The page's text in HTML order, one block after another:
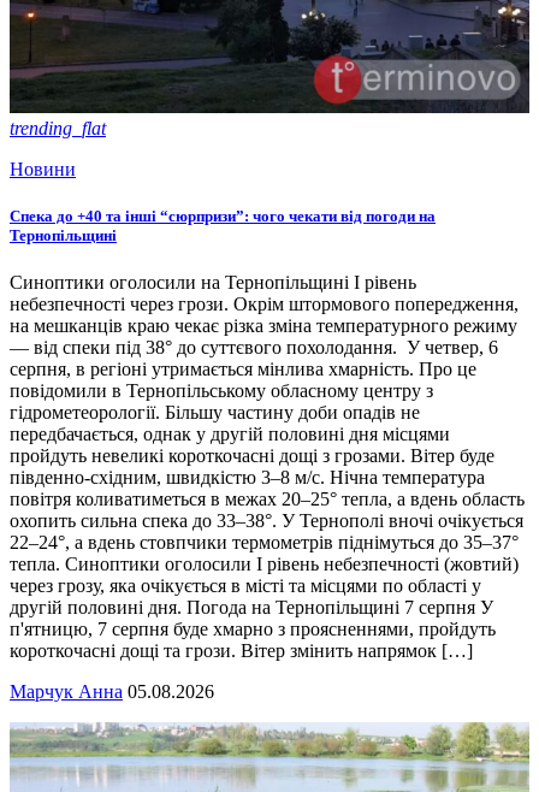
trending_flat
Новини
Спека до +40 та інші “сюрпризи”: чого чекати від погоди на
Тернопільщині
Синоптики оголосили на Тернопільщині І рівень
небезпечності через грози. Окрім штормового попередження,
на мешканців краю чекає різка зміна температурного режиму
— від спеки під 38° до суттєвого похолодання. У четвер, 6
серпня, в регіоні утримається мінлива хмарність. Про це
повідомили в Тернопільському обласному центру з
гідрометеорології. Більшу частину доби опадів не
передбачається, однак у другій половині дня місцями
пройдуть невеликі короткочасні дощі з грозами. Вітер буде
південно-східним, швидкістю 3–8 м/с. Нічна температура
повітря коливатиметься в межах 20–25° тепла, а вдень область
охопить сильна спека до 33–38°. У Тернополі вночі очікується
22–24°, а вдень стовпчики термометрів піднімуться до 35–37°
тепла. Синоптики оголосили І рівень небезпечності (жовтий)
через грозу, яка очікується в місті та місцями по області у
другій половині дня. Погода на Тернопільщині 7 серпня У
п'ятницю, 7 серпня буде хмарно з проясненнями, пройдуть
короткочасні дощі та грози. Вітер змінить напрямок […]
Марчук Анна 05.08.2026